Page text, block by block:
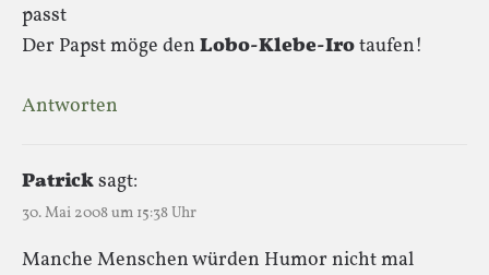
passt
Der Papst möge den Lobo-Klebe-Irotaufen!
Antworten
Patricksagt:
30. Mai 2008 um 15:38 Uhr
Manche Menschen würden Humor nicht mal